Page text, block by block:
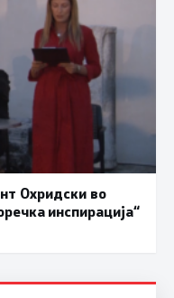
Охридски во
инспирација“